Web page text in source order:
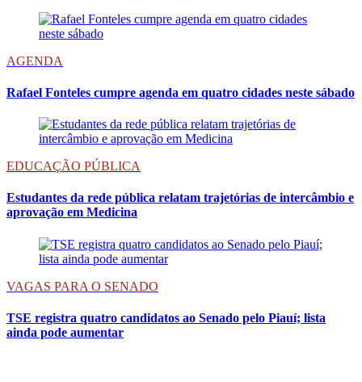
AGENDA
Rafael Fonteles cumpre agenda em quatro cidades neste sábado
EDUCAÇÃO PÚBLICA
Estudantes da rede pública relatam trajetórias de intercâmbio e
aprovação em Medicina
VAGAS PARA O SENADO
TSE registra quatro candidatos ao Senado pelo Piauí; lista
ainda pode aumentar